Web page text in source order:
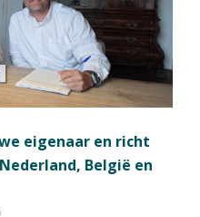
eigenaar en richt
België en